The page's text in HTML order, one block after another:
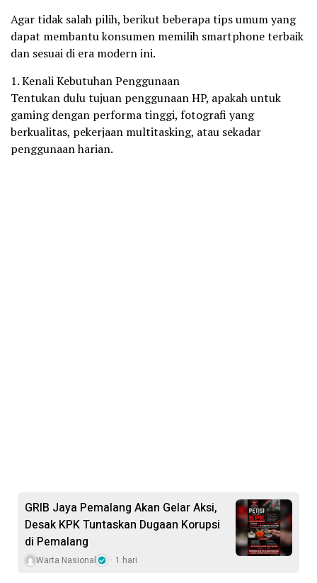
Agar tidak salah pilih, berikut beberapa tips umum yang
dapat membantu konsumen memilih smartphone terbaik
dan sesuai di era modern ini.
1. Kenali Kebutuhan Penggunaan
Tentukan dulu tujuan penggunaan HP, apakah untuk
gaming dengan performa tinggi, fotografi yang
berkualitas, pekerjaan multitasking, atau sekadar
penggunaan harian.
GRIB Jaya Pemalang Akan Gelar Aksi,
Desak KPK Tuntaskan Dugaan Korupsi
di Pemalang
Warta Nasional 1 hari